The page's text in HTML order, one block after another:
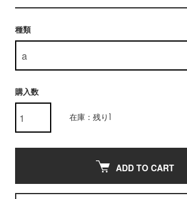
種類
購入数
在庫：残り1
ADD TO CART